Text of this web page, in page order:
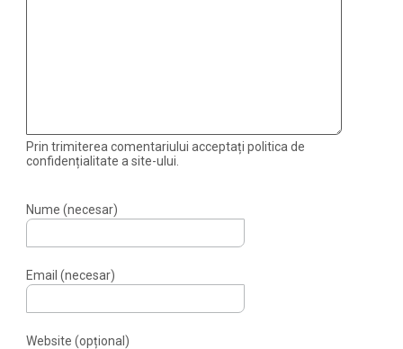
Prin trimiterea comentariului acceptați politica de
confidențialitate a site-ului.
Nume (necesar)
Email (necesar)
Website (opțional)